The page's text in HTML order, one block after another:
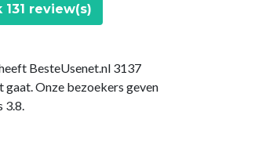
131 review(s)
BesteUsenet.nl 3137
Onze bezoekers geven